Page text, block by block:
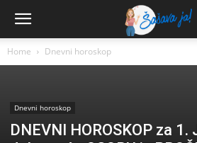
Home Dnevni horoskop
Dnevni horoskop
DNEVNI HOROSKOP za 1.